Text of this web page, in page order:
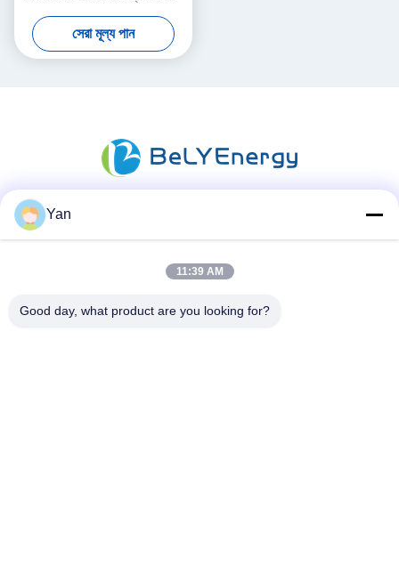
জন্য উচ্চতর সুরক্ষা সঙ্গে
সেরা মূল্য পান
দ্রুত যোগাযোগ
Yan
11:39 AM
Good day, what product are you looking for?